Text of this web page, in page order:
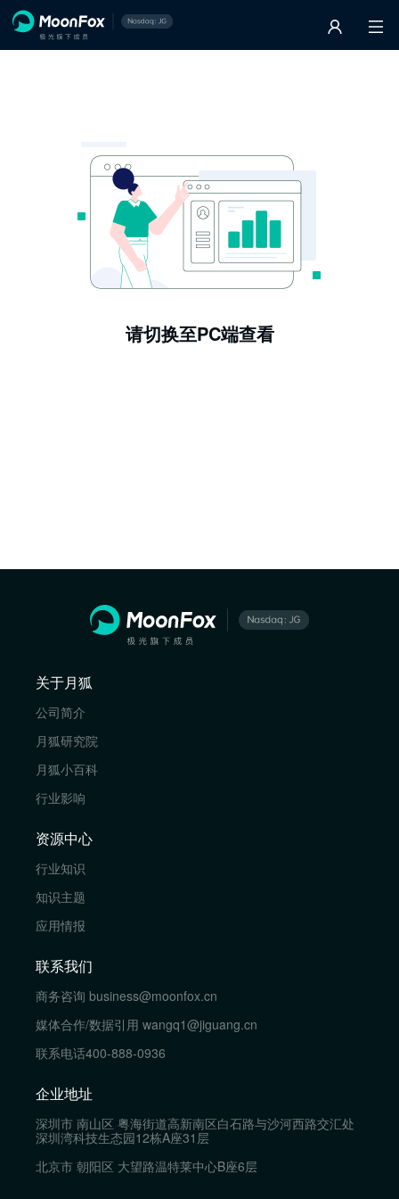
请切换至PC端查看
关于月狐
公司简介
月狐研究院
月狐小百科
行业影响
资源中心
行业知识
知识主题
应用情报
联系我们
商务咨询 business@moonfox.cn
媒体合作/数据引用 wangq1@jiguang.cn
联系电话400-888-0936
企业地址
深圳市 南山区 粤海街道高新南区白石路与沙河西路交汇处
深圳湾科技生态园12栋A座31层
北京市 朝阳区 大望路温特莱中心B座6层